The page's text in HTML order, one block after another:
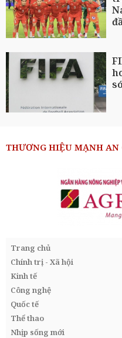
THƯƠNG HIỆU MẠNH AN
Trang chủ
Chính trị - Xã hội
Kinh tế
Công nghệ
Quốc tế
Thể thao
Nhịp sống mới